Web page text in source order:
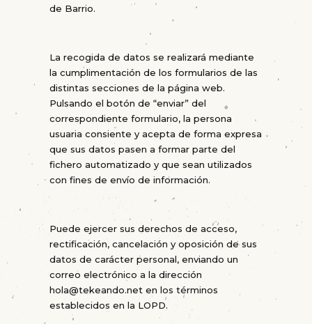
de Barrio.
La recogida de datos se realizará mediante
la cumplimentación de los formularios de las
distintas secciones de la página web.
Pulsando el botón de “enviar” del
correspondiente formulario, la persona
usuaria consiente y acepta de forma expresa
que sus datos pasen a formar parte del
fichero automatizado y que sean utilizados
con fines de envío de información.
Puede ejercer sus derechos de acceso,
rectificación, cancelación y oposición de sus
datos de carácter personal, enviando un
correo electrónico a la dirección
hola@tekeando.net en los términos
establecidos en la LOPD.